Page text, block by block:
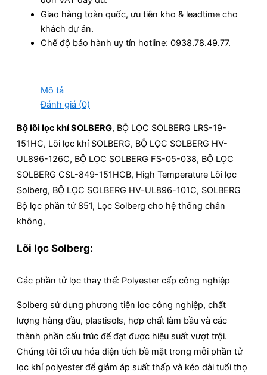
Giao hàng toàn quốc, ưu tiên kho & leadtime cho
khách dự án.
Chế độ bảo hành uy tín hotline: 0938.78.49.77.
Mô tả
Đánh giá (0)
Bộ lõi lọc khí SOLBERG, BỘ LỌC SOLBERG LRS-19-
151HC, Lõi lọc khí SOLBERG, BỘ LỌC SOLBERG HV-
UL896-126C, BỘ LỌC SOLBERG FS-05-038, BỘ LỌC
SOLBERG CSL-849-151HCB, High Temperature Lõi lọc
Solberg, BỘ LỌC SOLBERG HV-UL896-101C, SOLBERG
Bộ lọc phần tử 851, Lọc Solberg cho hệ thống chân
không,
Lõi lọc Solberg:
Các phần tử lọc thay thế: Polyester cấp công nghiệp
Solberg sử dụng phương tiện lọc công nghiệp, chất
lượng hàng đầu, plastisols, hợp chất làm bầu và các
thành phần cấu trúc để đạt được hiệu suất vượt trội.
Chúng tôi tối ưu hóa diện tích bề mặt trong mỗi phần tử
lọc khí polyester để giảm áp suất thấp và kéo dài tuổi thọ